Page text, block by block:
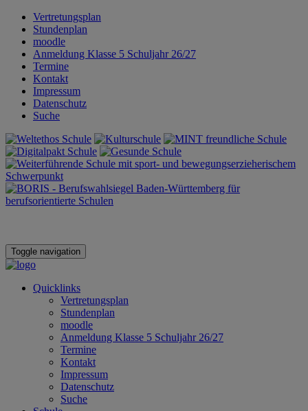
Vertretungsplan
Stundenplan
moodle
Anmeldung Klasse 5 Schuljahr 26/27
Termine
Kontakt
Impressum
Datenschutz
Suche
Toggle navigation
Quicklinks
Vertretungsplan
Stundenplan
moodle
Anmeldung Klasse 5 Schuljahr 26/27
Termine
Kontakt
Impressum
Datenschutz
Suche